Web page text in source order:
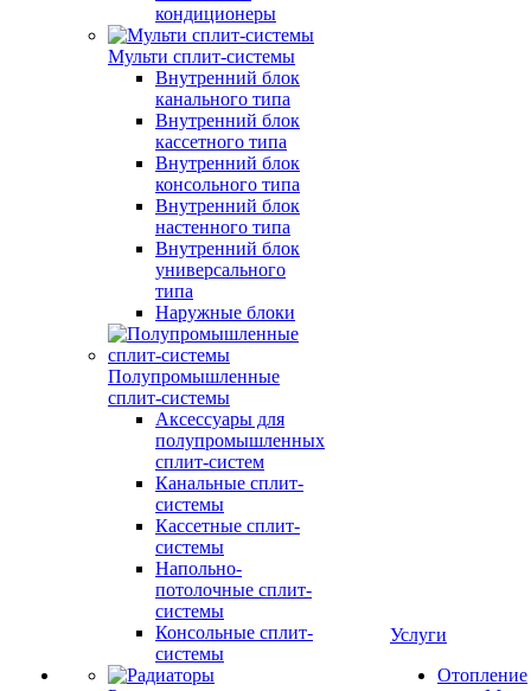
кондиционеры
Мульти сплит-системы
Внутренний блок
канального типа
Внутренний блок
кассетного типа
Внутренний блок
консольного типа
Внутренний блок
настенного типа
Внутренний блок
универсального
типа
Наружные блоки
Полупромышленные
сплит-системы
Аксессуары для
полупромышленных
сплит-систем
Канальные сплит-
системы
Кассетные сплит-
системы
Напольно-
потолочные сплит-
системы
Консольные сплит-
системы
Услуги
Отопление